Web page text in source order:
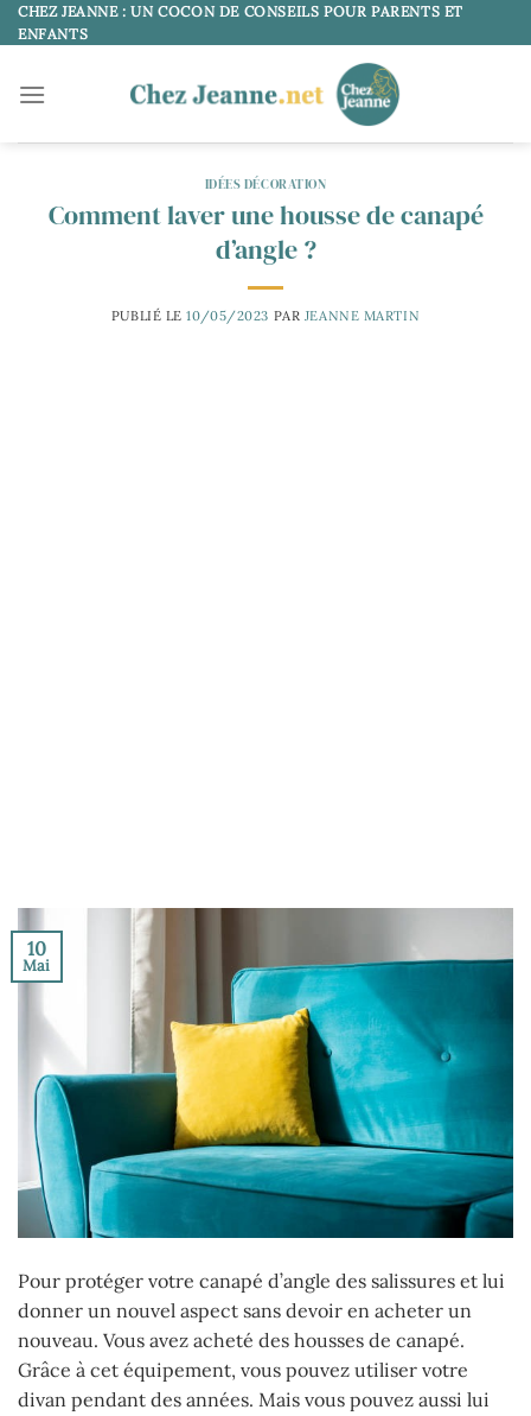
Passer
au
CHEZ JEANNE : UN COCON DE CONSEILS POUR PARENTS ET
ENFANTS
IDÉES DÉCORATION
Comment laver une housse de canapé
d’angle ?
PUBLIÉ LE10/05/2023 PAR JEANNE MARTIN
10
Mai
Pour protéger votre canapé d’angle des salissures et lui
donner un nouvel aspect sans devoir en acheter un
nouveau. Vous avez acheté des housses de canapé.
Grâce à cet équipement, vous pouvez utiliser votre
divan pendant des années. Mais vous pouvez aussi lui